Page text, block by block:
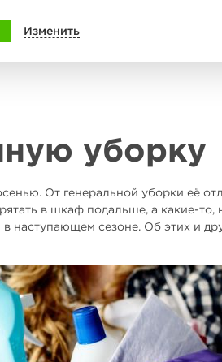
Изменить
уборку
От генеральной уборки её
в шкаф подальше, а какие-то,
наступающем сезоне. Об этих и